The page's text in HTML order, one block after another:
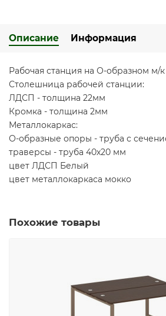
Описание Информация
Рабочая станция на О-образном м/к
Столешница рабочей станции:
ЛДСП - толщина 22мм
Кромка - толщина 2мм
Металлокаркас:
О-образные опоры - труба с
траверсы - труба 40х20 мм
цвет ЛДСП Белый
цвет металлокаркаса мокко
Похожие товары